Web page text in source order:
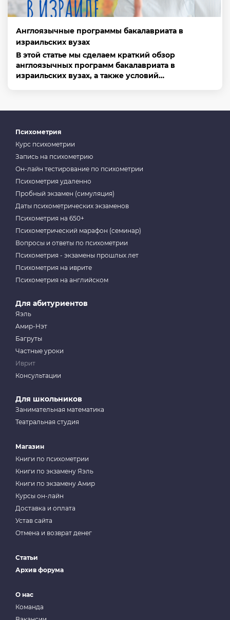
Англоязычные программы бакалавриата в
израильских вузах
В этой статье мы сделаем краткий обзор
англоязычных программ бакалавриата в
израильских вузах, а также условий…
Психометрия
Курс психометрии
Запись на психометрию
Он-лайн тестирование по психометрии
Психометрия удаленно
Пробный экзамен (симуляция)
Даты психометрических экзаменов
Психометрия на 650+
Психометрический марафон (семинар)
Вопросы и ответы по психометрии
Психометрия - экзамены прошлых лет
Психометрия на иврите
Психометрия на английском
Для абитуриентов
Яэль
Амир-Нэт
Багруты
Частные уроки
Иврит
Консультации
Для школьников
Занимательная математика
Театральная студия
Магазин
Книги по психометрии
Книги по экзамену Яэль
Книги по экзамену Амир
Курсы он-лайн
Доставка и оплата
Устав сайта
Отмена и возврат денег
Статьи
Архив форума
О нас
Команда